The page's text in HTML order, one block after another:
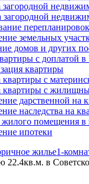
перепланировок
земельных
домов и других
с доплатой
квартиры
с
квартиры с
дарственной на
наследства на
жилого помещения в
ипотеки
жилье1-
22.4кв.м. в